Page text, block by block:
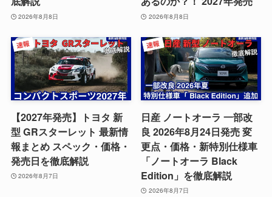
2026年8月8日 2026年8月8日
【2027年発売】トヨタ 新
型 GRスターレット 最新情
報まとめ スペック・価格・
発売日を徹底解説
2026年8月7日
日産 ノートオーラ 一部改
良 2026年8月24日発売 変
更点・価格・新特別仕様車
「ノートオーラ Black
Edition」を徹底解説
2026年8月7日